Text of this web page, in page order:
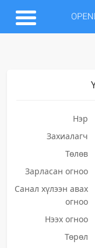
Нэр
Захиалагч
Төлөв
Зарласан огноо
Санал хүлээн авах
огноо
Нээх огноо
Төрөл